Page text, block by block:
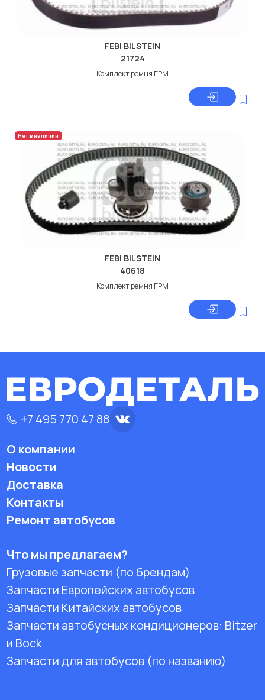
FEBI BILSTEIN
21724
Комплект ремня ГРМ
Нет в наличии
FEBI BILSTEIN
40618
Комплект ремня ГРМ
+7 495 770 47 88
О компании
Новости
Доставка
Контакты
Ремонт автобусов
Что мы предлагаем?
Грузовые запчасти (по брендам)
Запчасти Европейских автобусов
Запчасти Китайских автобусов
Запчасти автобусных кондиционеров: Bitzer
и Bock
Запчасти для автобусов (по названию)